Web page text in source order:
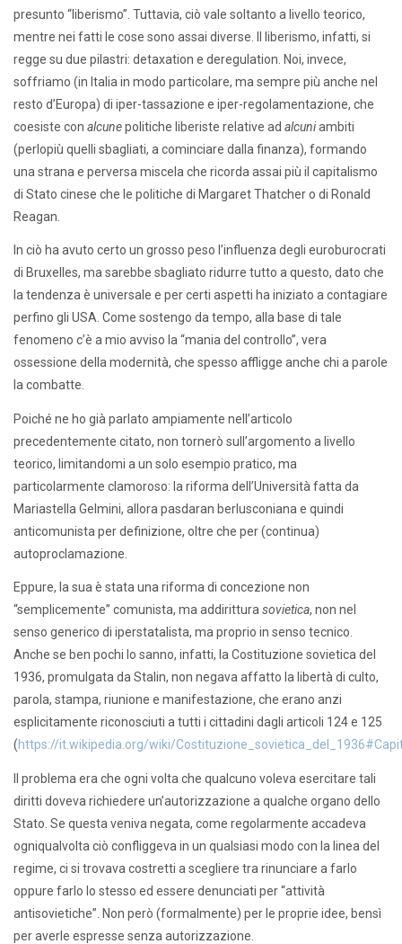
presunto “liberismo”. Tuttavia, ciò vale soltanto a livello teorico,
mentre nei fatti le cose sono assai diverse. Il liberismo, infatti, si
regge su due pilastri: detaxation e deregulation. Noi, invece,
soffriamo (in Italia in modo particolare, ma sempre più anche nel
resto d’Europa) di iper-tassazione e iper-regolamentazione, che
coesiste con alcunepolitiche liberiste relative ad alcuniambiti
(perlopiù quelli sbagliati, a cominciare dalla finanza), formando
una strana e perversa miscela che ricorda assai più il capitalismo
di Stato cinese che le politiche di Margaret Thatcher o di Ronald
Reagan.
In ciò ha avuto certo un grosso peso l’influenza degli euroburocrati
di Bruxelles, ma sarebbe sbagliato ridurre tutto a questo, dato che
la tendenza è universale e per certi aspetti ha iniziato a contagiare
perfino gli USA. Come sostengo da tempo, alla base di tale
fenomeno c’è a mio avviso la “mania del controllo”, vera
ossessione della modernità, che spesso affligge anche chi a parole
la combatte.
Poiché ne ho già parlato ampiamente nell’articolo
precedentemente citato, non tornerò sull’argomento a livello
teorico, limitandomi a un solo esempio pratico, ma
particolarmente clamoroso: la riforma dell’Università fatta da
Mariastella Gelmini, allora pasdaran berlusconiana e quindi
anticomunista per definizione, oltre che per (continua)
autoproclamazione.
Eppure, la sua è stata una riforma di concezione non
“semplicemente” comunista, ma addiritturasovietica, non nel
senso generico di iperstatalista, ma proprio in senso tecnico.
Anche se ben pochi lo sanno, infatti, la Costituzione sovietica del
1936, promulgata da Stalin, non negava affatto la libertà di culto,
parola, stampa, riunione e manifestazione, che erano anzi
esplicitamente riconosciuti a tutti i cittadini dagli articoli 124 e 125
(https://it.wikipedia.org/wiki/
Il problema era che ogni volta che qualcuno voleva esercitare tali
diritti doveva richiedere un’autorizzazione a qualche organo dello
Stato. Se questa veniva negata, come regolarmente accadeva
ogniqualvolta ciò confliggeva in un qualsiasi modo con la linea del
regime, ci si trovava costretti a scegliere tra rinunciare a farlo
oppure farlo lo stesso ed essere denunciati per “attività
antisovietiche”. Non però (formalmente) per le proprie idee, bensì
per averle espresse senza autorizzazione.